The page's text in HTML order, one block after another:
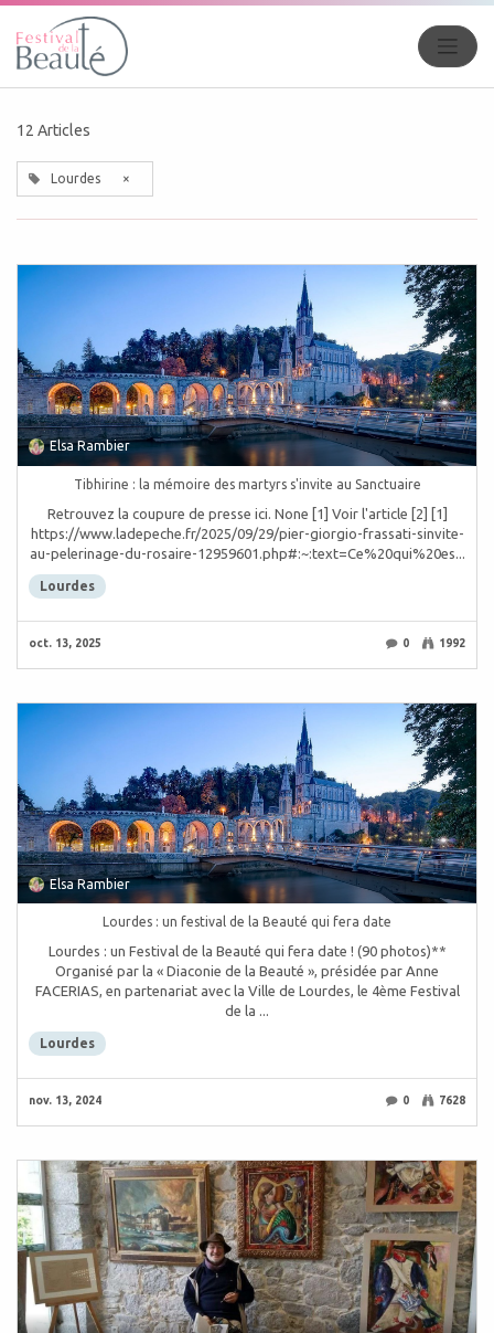
12 Articles
Lourdes ×
Elsa Rambier
Tibhirine : la mémoire des martyrs s'invite au Sanctuaire
Retrouvez la coupure de presse ici. None [1] Voir l'article [2] [1]
https://www.ladepeche.fr/2025/09/29/pier-giorgio-frassati-sinvite-
au-pelerinage-du-rosaire-12959601.php#:~:text=Ce%20qui%20es...
Lourdes
oct. 13, 2025 0 1992
Elsa Rambier
Lourdes : un festival de la Beauté qui fera date
Lourdes : un Festival de la Beauté qui fera date ! (90 photos)**
Organisé par la « Diaconie de la Beauté », présidée par Anne
FACERIAS, en partenariat avec la Ville de Lourdes, le 4ème Festival
de la ...
Lourdes
nov. 13, 2024 0 7628